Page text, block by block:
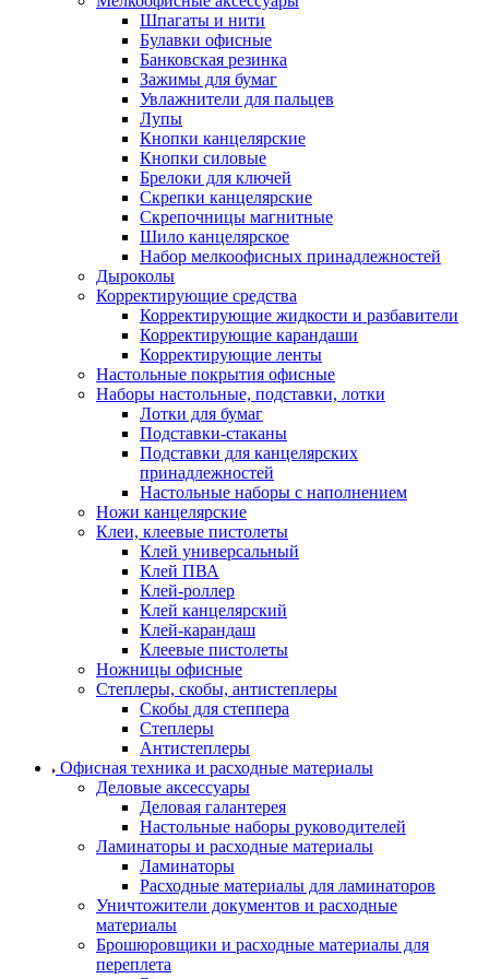
Шпагаты и нити
Булавки офисные
Банковская резинка
Зажимы для бумаг
Увлажнители для пальцев
Лупы
Кнопки канцелярские
Кнопки силовые
Брелоки для ключей
Скрепки канцелярские
Скрепочницы магнитные
Шило канцелярское
Набор мелкоофисных принадлежностей
Дыроколы
Корректирующие средства
Корректирующие жидкости и разбавители
Корректирующие карандаши
Корректирующие ленты
Настольные покрытия офисные
Наборы настольные, подставки, лотки
Лотки для бумаг
Подставки-стаканы
Подставки для канцелярских
принадлежностей
Настольные наборы с наполнением
Ножи канцелярские
Клеи, клеевые пистолеты
Клей универсальный
Клей ПВА
Клей-роллер
Клей канцелярский
Клей-карандаш
Клеевые пистолеты
Ножницы офисные
Степлеры, скобы, антистеплеры
Скобы для степпера
Степлеры
Антистеплеры
Офисная техника и расходные материалы
Деловые аксессуары
Деловая галантерея
Настольные наборы руководителей
Ламинаторы и расходные материалы
Ламинаторы
Расходные материалы для ламинаторов
Уничтожители документов и расходные
материалы
Брошюровщики и расходные материалы для
переплета